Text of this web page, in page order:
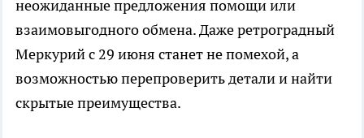
неожиданные предложения помощи или
взаимовыгодного обмена. Даже ретроградный
Меркурий с 29 июня станет не помехой, а
возможностью перепроверить детали и найти
скрытые преимущества.